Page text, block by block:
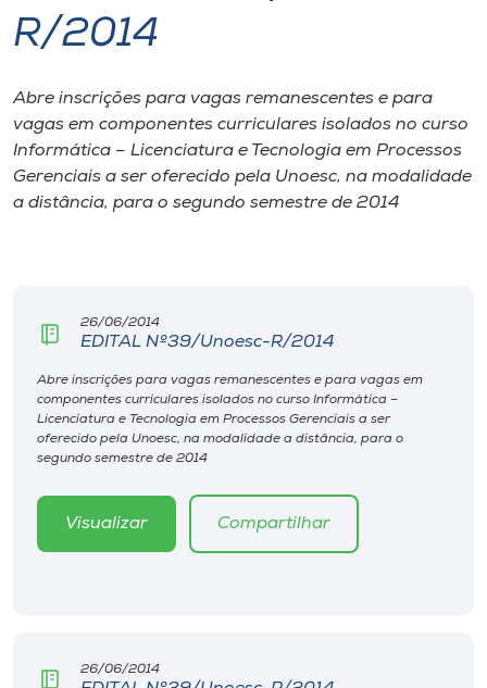
I.nova
Diplomados
Cultura
Editora
Rádio
Museu
R/2014
Abre inscrições para vagas remanescentes e para
vagas em componentes curriculares isolados no curso
Informática – Licenciatura e Tecnologia em Processos
Gerenciais a ser oferecido pela Unoesc, na modalidade
a distância, para o segundo semestre de 2014
26/06/2014
EDITAL Nº39/Unoesc-R/2014
Abre inscrições para vagas remanescentes e para vagas em
componentes curriculares isolados no curso Informática –
Licenciatura e Tecnologia em Processos Gerenciais a ser
oferecido pela Unoesc, na modalidade a distância, para o
segundo semestre de 2014
Visualizar Compartilhar
26/06/2014